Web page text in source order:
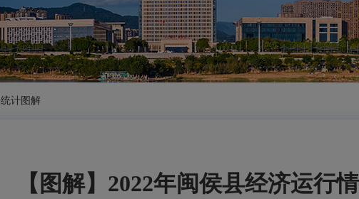
统计图解
【图解】2022年闽侯县经济运行